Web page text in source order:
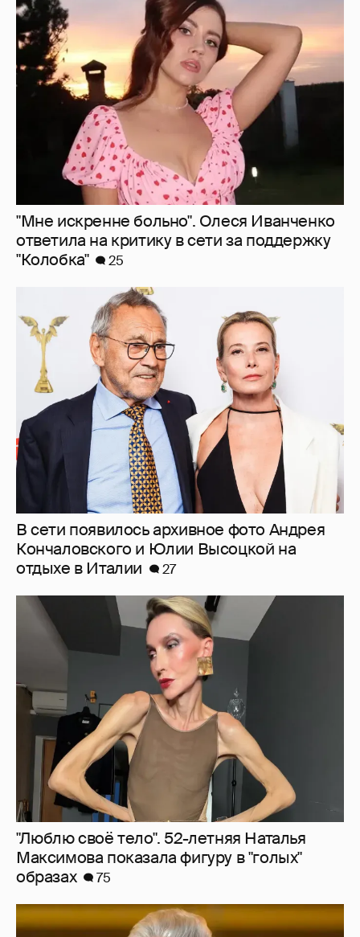
"Мне искренне больно". Олеся Иванченко
ответила на критику в сети за поддержку
"Колобка"
25
В сети появилось архивное фото Андрея
Кончаловского и Юлии Высоцкой на
отдыхе в Италии
27
"Люблю своё тело". 52-летняя Наталья
Максимова показала фигуру в "голых"
образах
75